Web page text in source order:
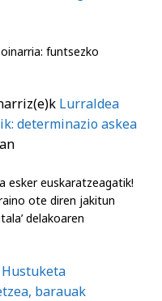
funtsezko
(e)k Lurraldea
determinazio askea
esker euskaratzeagatik!
ote diren jakitun
delakoaren
Hustuketa
barauak